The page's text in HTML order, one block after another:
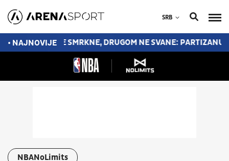
SRB
• NAJNOVIJE
JEDNOM NE SMRKNE, DRUGOM NE SVANE: PARTIZANU SE
NBANoLimits